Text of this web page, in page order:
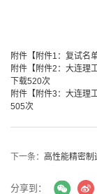
附件【附件1：复试名
附件【附件2：大连理
下载520次
附件【附件3：大连理
505次
下一条： 高性能精密制
分享到：